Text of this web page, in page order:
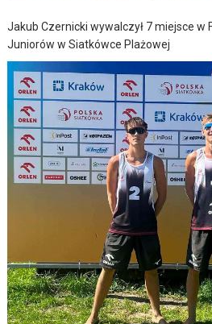
Jakub Czernicki wywalczył 7 miejsce w
Juniorów w Siatkówce Plażowej